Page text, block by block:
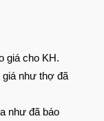
giá cho KH.
giá như thợ đã
như đã báo